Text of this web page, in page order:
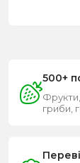
500+
гриби,